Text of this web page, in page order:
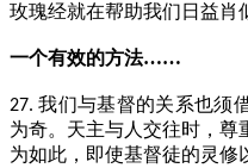
玫瑰经就在帮助我们日益肖
一个有效的方法……
27.我们与基督的关系也须
为奇。天主与人交往时，尊
为如此，即使基督徒的灵修